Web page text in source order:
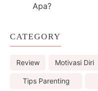
Apa?
CATEGORY
Review Motivasi Diri
Tips Parenting